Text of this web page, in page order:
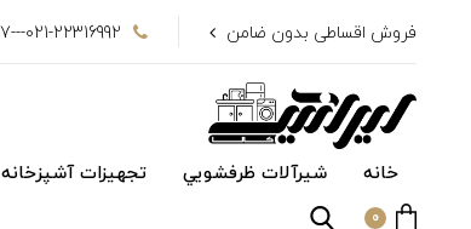
فروش اقساطی بدون ضامن 021-22316992---021-22316927
خانه شیرآلات ظرفشويي تجهیزات آشپزخانه
0